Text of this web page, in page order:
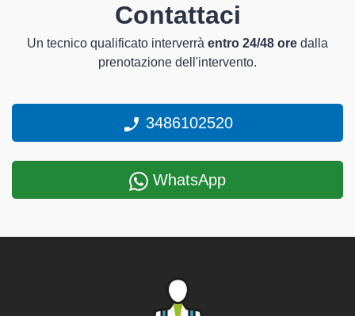
Contattaci
Un tecnico qualificato interverrà entro 24/48 ore dalla
prenotazione dell'intervento.
3486102520
WhatsApp